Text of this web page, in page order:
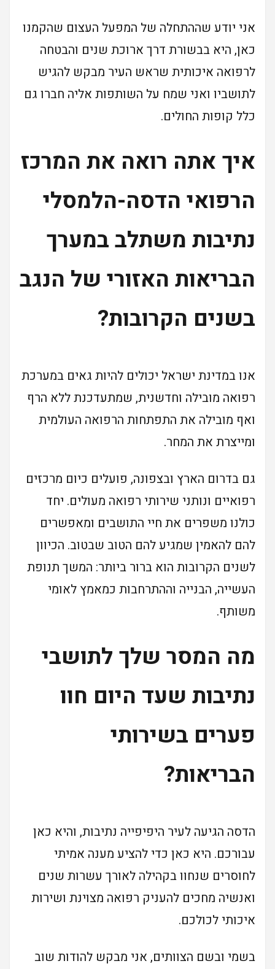
אני יודע שההתחלה של המפעל העצום שהקמנו
כאן, היא בבשורת דרך ארוכת שנים והבטחה
לרפואה איכותית שראש העיר מבקש להגיש
לתושביו ואני שמח על השותפות אליה חברו גם
כלל קופות החולים.
איך אתה רואה את המרכז
הרפואי הדסה-הלמסלי
נתיבות משתלב במערך
הבריאות האזורי של הנגב
בשנים הקרובות?
אנו במדינת ישראל יכולים להיות גאים במערכת
רפואה מובילה וחדשנית, שמתעדכנת ללא הרף
ואף מובילה את התפתחות הרפואה העולמית
ומייצרת את המחר.
גם בדרום הארץ ובצפונה, פועלים כיום מרכזים
רפואיים ונותני שירותי רפואה מעולים. יחד
כולנו משפרים את חיי התושבים ומאפשרים
להם להאמין שמגיע להם הטוב שבטוב. הכיוון
לשנים הקרובות הוא ברור ביותר: המשך תנופת
העשייה, הבנייה וההתרחבות כמאמץ לאומי
משותף.
מה המסר שלך לתושבי
נתיבות שעד היום חוו
פערים בשירותי
הבריאות?
הדסה הגיעה לעיר היפיפייה נתיבות, והיא כאן
עבורכם. היא כאן כדי להציע מענה אמיתי
לחוסרים שנחוו בקהילה לאורך עשרות שנים
ואנשיה מחכים להעניק רפואה מצוינת ושירות
איכותי לכולכם.
בשמי ובשם הצוותים, אני מבקש להודות שוב